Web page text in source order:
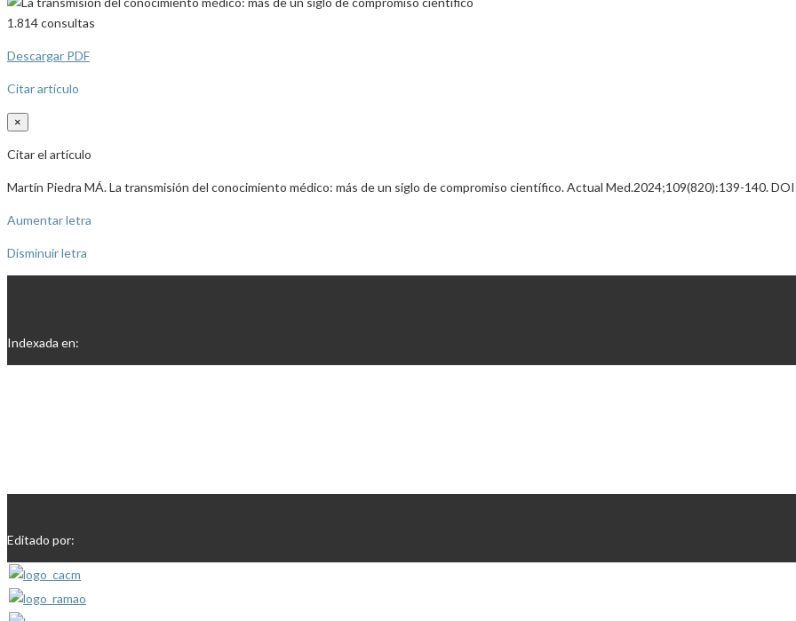
1.814consultas
Descargar PDF
Citar artículo
×
Citar el artículo
Martín Piedra MÁ. La transmisión del conocimiento médico: más de un siglo de compromiso científico. Actual Med.2024;109(820):139-140.
Aumentar letra
Disminuir letra
Indexada en:
Editado por: